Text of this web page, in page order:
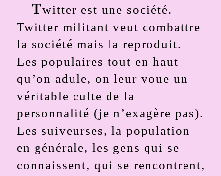
Twitter est une société.
Twitter militant veut combattre
la société mais la reproduit.
Les populaires tout en haut
qu’on adule, on leur voue un
véritable culte de la
personnalité (je n’exagère pas).
Les suiveurses, la population
en générale, les gens qui se
connaissent, qui se rencontrent,